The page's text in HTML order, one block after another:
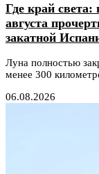
Где край света:
августа
закатной
Луна полностью
менее 300
06.08.2026